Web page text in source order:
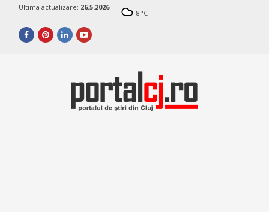
Ultima actualizare: 26.5.2026
8°C